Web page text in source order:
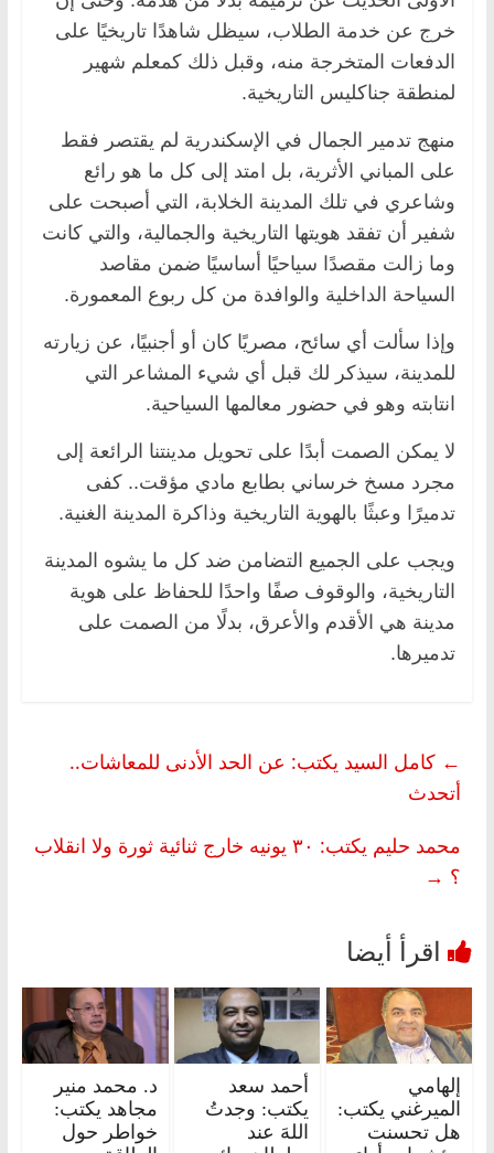
خرج عن خدمة الطلاب، سيظل شاهدًا تاريخيًا على
الدفعات المتخرجة منه، وقبل ذلك كمعلم شهير
لمنطقة جناكليس التاريخية.
منهج تدمير الجمال في الإسكندرية لم يقتصر فقط
على المباني الأثرية، بل امتد إلى كل ما هو رائع
وشاعري في تلك المدينة الخلابة، التي أصبحت على
شفير أن تفقد هويتها التاريخية والجمالية، والتي كانت
وما زالت مقصدًا سياحيًا أساسيًا ضمن مقاصد
السياحة الداخلية والوافدة من كل ربوع المعمورة.
وإذا سألت أي سائح، مصريًا كان أو أجنبيًا، عن زيارته
للمدينة، سيذكر لك قبل أي شيء المشاعر التي
انتابته وهو في حضور معالمها السياحية.
لا يمكن الصمت أبدًا على تحويل مدينتنا الرائعة إلى
مجرد مسخ خرساني بطابع مادي مؤقت.. كفى
تدميرًا وعبثًا بالهوية التاريخية وذاكرة المدينة الغنية.
ويجب على الجميع التضامن ضد كل ما يشوه المدينة
التاريخية، والوقوف صفًا واحدًا للحفاظ على هوية
مدينة هي الأقدم والأعرق، بدلًا من الصمت على
تدميرها.
← كامل السيد يكتب: عن الحد الأدنى للمعاشات..
أتحدث
محمد حليم يكتب: ٣٠ يونيه خارج ثنائية ثورة ولا انقلاب
؟ →
إلهامي
الميرغني يكتب:
هل تحسنت
أحمد سعد
يكتب: وجدتُ
اللهَ عند
د. محمد منير
مجاهد يكتب:
خواطر حول